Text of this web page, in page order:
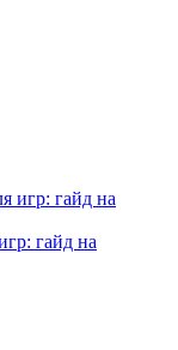
гайд на